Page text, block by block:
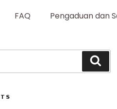
FAQ Pengaduan dan